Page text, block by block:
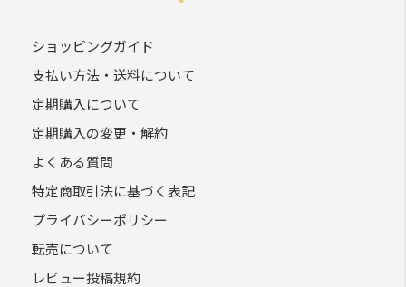
ショッピングガイド
支払い方法・送料について
定期購入について
定期購入の変更・解約
よくある質問
特定商取引法に基づく表記
プライバシーポリシー
転売について
レビュー投稿規約